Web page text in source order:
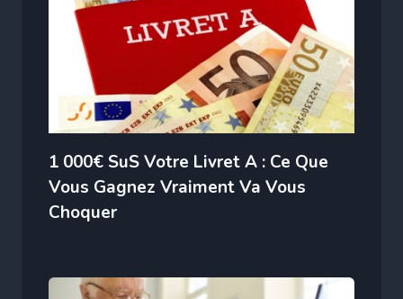
1 000€ SuS Votre Livret A : Ce Que
Vous Gagnez Vraiment Va Vous
Choquer